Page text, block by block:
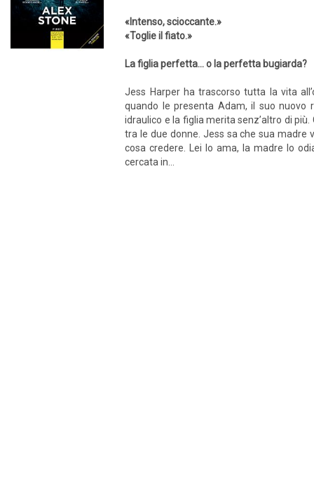
«Intenso, scioccante.»
«Toglie il fiato.»
La figlia perfetta… o la perfetta bugiarda?
Jess Harper ha trascorso tutta la vita
quando le presenta Adam, il suo nuovo
idraulico e la figlia merita senz’altro di
tra le due donne. Jess sa che sua madre
cosa credere. Lei lo ama, la madre lo
cercata in...